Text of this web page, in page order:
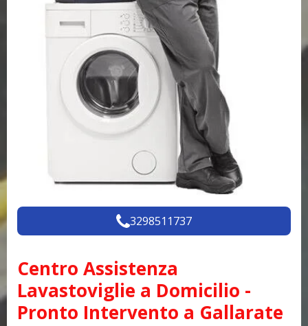
3298511737
Centro Assistenza
Lavastoviglie a Domicilio -
Pronto Intervento a Gallarate